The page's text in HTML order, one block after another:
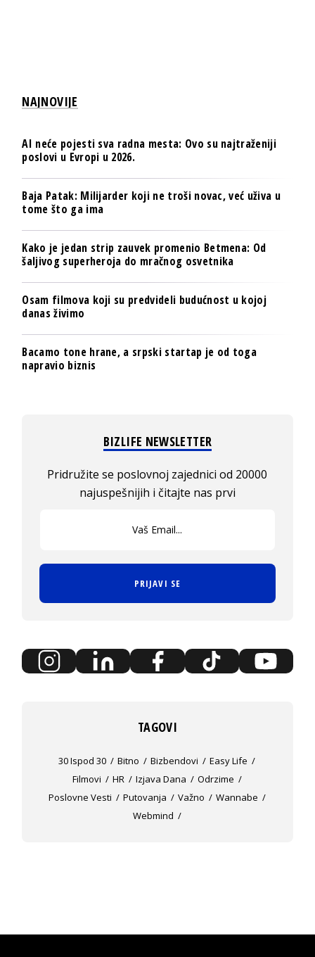
NAJNOVIJE
AI neće pojesti sva radna mesta: Ovo su najtraženiji
poslovi u Evropi u 2026.
Baja Patak: Milijarder koji ne troši novac, već uživa u
tome što ga ima
Kako je jedan strip zauvek promenio Betmena: Od
šaljivog superheroja do mračnog osvetnika
Osam filmova koji su predvideli budućnost u kojoj
danas živimo
Bacamo tone hrane, a srpski startap je od toga
napravio biznis
BIZLIFE NEWSLETTER
Pridružite se poslovnoj zajednici od 20000
najuspešnijih i čitajte nas prvi
PRIJAVI SE
TAGOVI
30 Ispod 30 Bitno Bizbendovi
Easy Life
Filmovi
HR Izjava Dana
Odrzime
Poslovne Vesti
Putovanja Važno
Wannabe
Webmind